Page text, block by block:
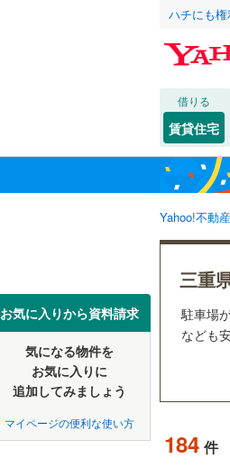
ハチにも
借りる
賃貸住宅
Yahoo!不動
お気に入りから資料請求
気になる物件を
お気に入りに
追加してみましょう
マイページの便利な使い方
三重
駐車場
なども
184 件
北
東北
関東
信
東
中
四国
JR
私
こ